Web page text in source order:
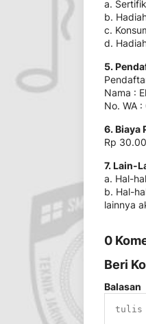
a.
b.
c.
d.
5.
Nama :
No. WA
6. Biaya
Rp
7. Lain-
a. Hal-
b. Hal-
lainnya
0
Beri
Balasan